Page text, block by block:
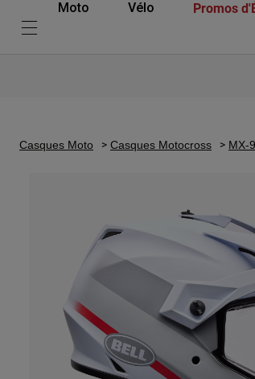
Moto Vélo Promos
Casques Moto Casques Motocross MX-